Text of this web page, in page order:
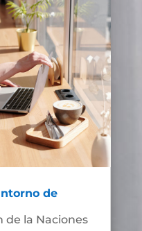
de
de la Naciones